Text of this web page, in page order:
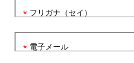
フリガナ（セイ）
*
電子メール
*